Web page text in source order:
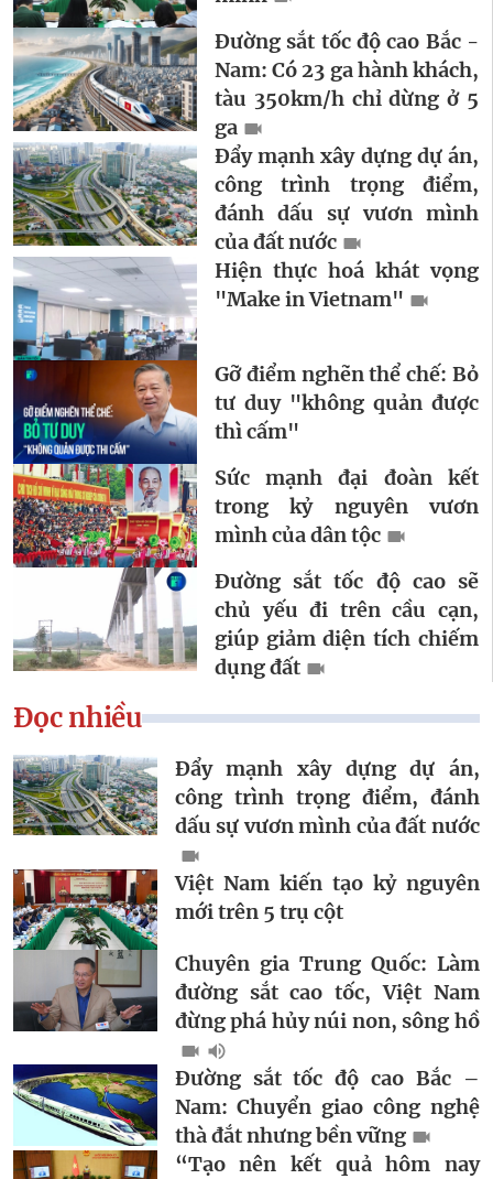
Đường sắt tốc độ cao Bắc -
Nam: Có 23 ga hành khách,
tàu 350km/h chỉ dừng ở 5
ga
Đẩy mạnh xây dựng dự án,
công trình trọng điểm,
đánh dấu sự vươn mình
của đất nước
Hiện thực hoá khát vọng
"Make in Vietnam"
Gỡ điểm nghẽn thể chế: Bỏ
tư duy "không quản được
thì cấm"
Sức mạnh đại đoàn kết
trong kỷ nguyên vươn
mình của dân tộc
Đường sắt tốc độ cao sẽ
chủ yếu đi trên cầu cạn,
giúp giảm diện tích chiếm
dụng đất
Đọc nhiều
Đẩy mạnh xây dựng dự án,
công trình trọng điểm, đánh
dấu sự vươn mình của đất nước
Việt Nam kiến tạo kỷ nguyên
mới trên 5 trụ cột
Chuyên gia Trung Quốc: Làm
đường sắt cao tốc, Việt Nam
đừng phá hủy núi non, sông hồ
Đường sắt tốc độ cao Bắc –
Nam: Chuyển giao công nghệ
thà đắt nhưng bền vững
“Tạo nên kết quả hôm nay